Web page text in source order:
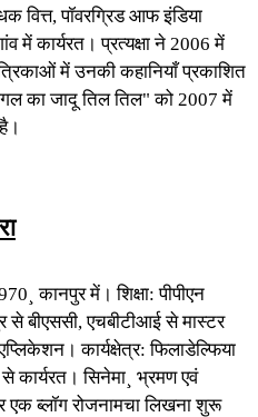
वित्त, पॉवरग्रिड आफ इंडिया
में कार्यरत। प्रत्यक्षा ने 2006 में
में उनकी कहानियाँ प्रकाशित
का जादू तिल तिल" को 2007 में
कानपुर में। शिक्षा: पीपीएन
बीएससी, एचबीटीआई से मास्टर
कार्यक्षेत्र: फिलाडेल्फिया
कार्यरत। सिनेमा¸ भ्रमण एवं
एक ब्लॉग रोजनामचा लिखना शुरू